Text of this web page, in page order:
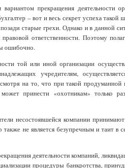
прекращения деятельности
– вот и весь секрет успеха
старые грехи. Однако и в данной
ответственности. Поэтому
ошибочно.
той или иной организации
учредителям,
на то, что при такой
принести «охотникам» только
несостоявшейся компании
не является безупречным и таит в
деятельности компаний,
процедуры банкротства,